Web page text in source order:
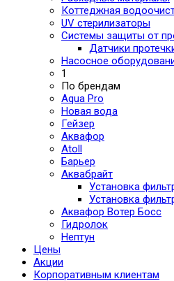
Коттеджная
UV стерилизаторы
Системы защиты от
Датчики
Насосное
1
По брендам
Aqua Pro
Новая вода
Гейзер
Аквафор
Atoll
Барьер
Аквабрайт
Установка
Установка
Аквафор Вотер Босс
Гидролок
Нептун
Цены
Акции
Корпоративным клиентам